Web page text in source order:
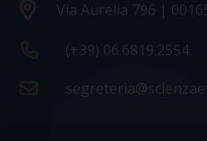
Via Aurelia 796 |
(+39) 06.6819.2554